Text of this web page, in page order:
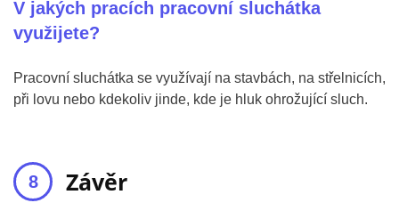
V jakých pracích pracovní sluchátka
využijete?
Pracovní sluchátka se využívají na stavbách, na střelnicích,
při lovu nebo kdekoliv jinde, kde je hluk ohrožující sluch.
Závěr